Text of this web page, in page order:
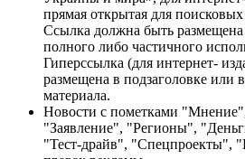
прямая открытая для
Ссылка должна быть размещена
полного либо частичного
Гиперссылка (для интернет-
размещена в подзаголовке или
материала.
Новости с пометками
"Заявление", "Регионы",
"Тест-драйв", "Спецпроекты",